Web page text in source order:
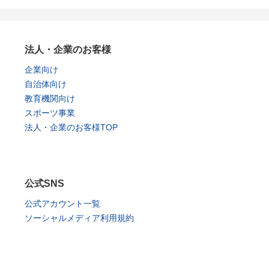
法人・企業のお客様
企業向け
自治体向け
教育機関向け
スポーツ事業
法人・企業のお客様TOP
公式SNS
公式アカウント一覧
ソーシャルメディア利用規約